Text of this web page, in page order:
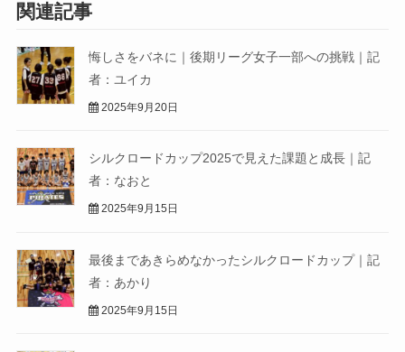
関連記事
悔しさをバネに｜後期リーグ女子一部への挑戦｜記
者：ユイカ
2025年9月20日
シルクロードカップ2025で見えた課題と成長｜記
者：なおと
2025年9月15日
最後まであきらめなかったシルクロードカップ｜記
者：あかり
2025年9月15日